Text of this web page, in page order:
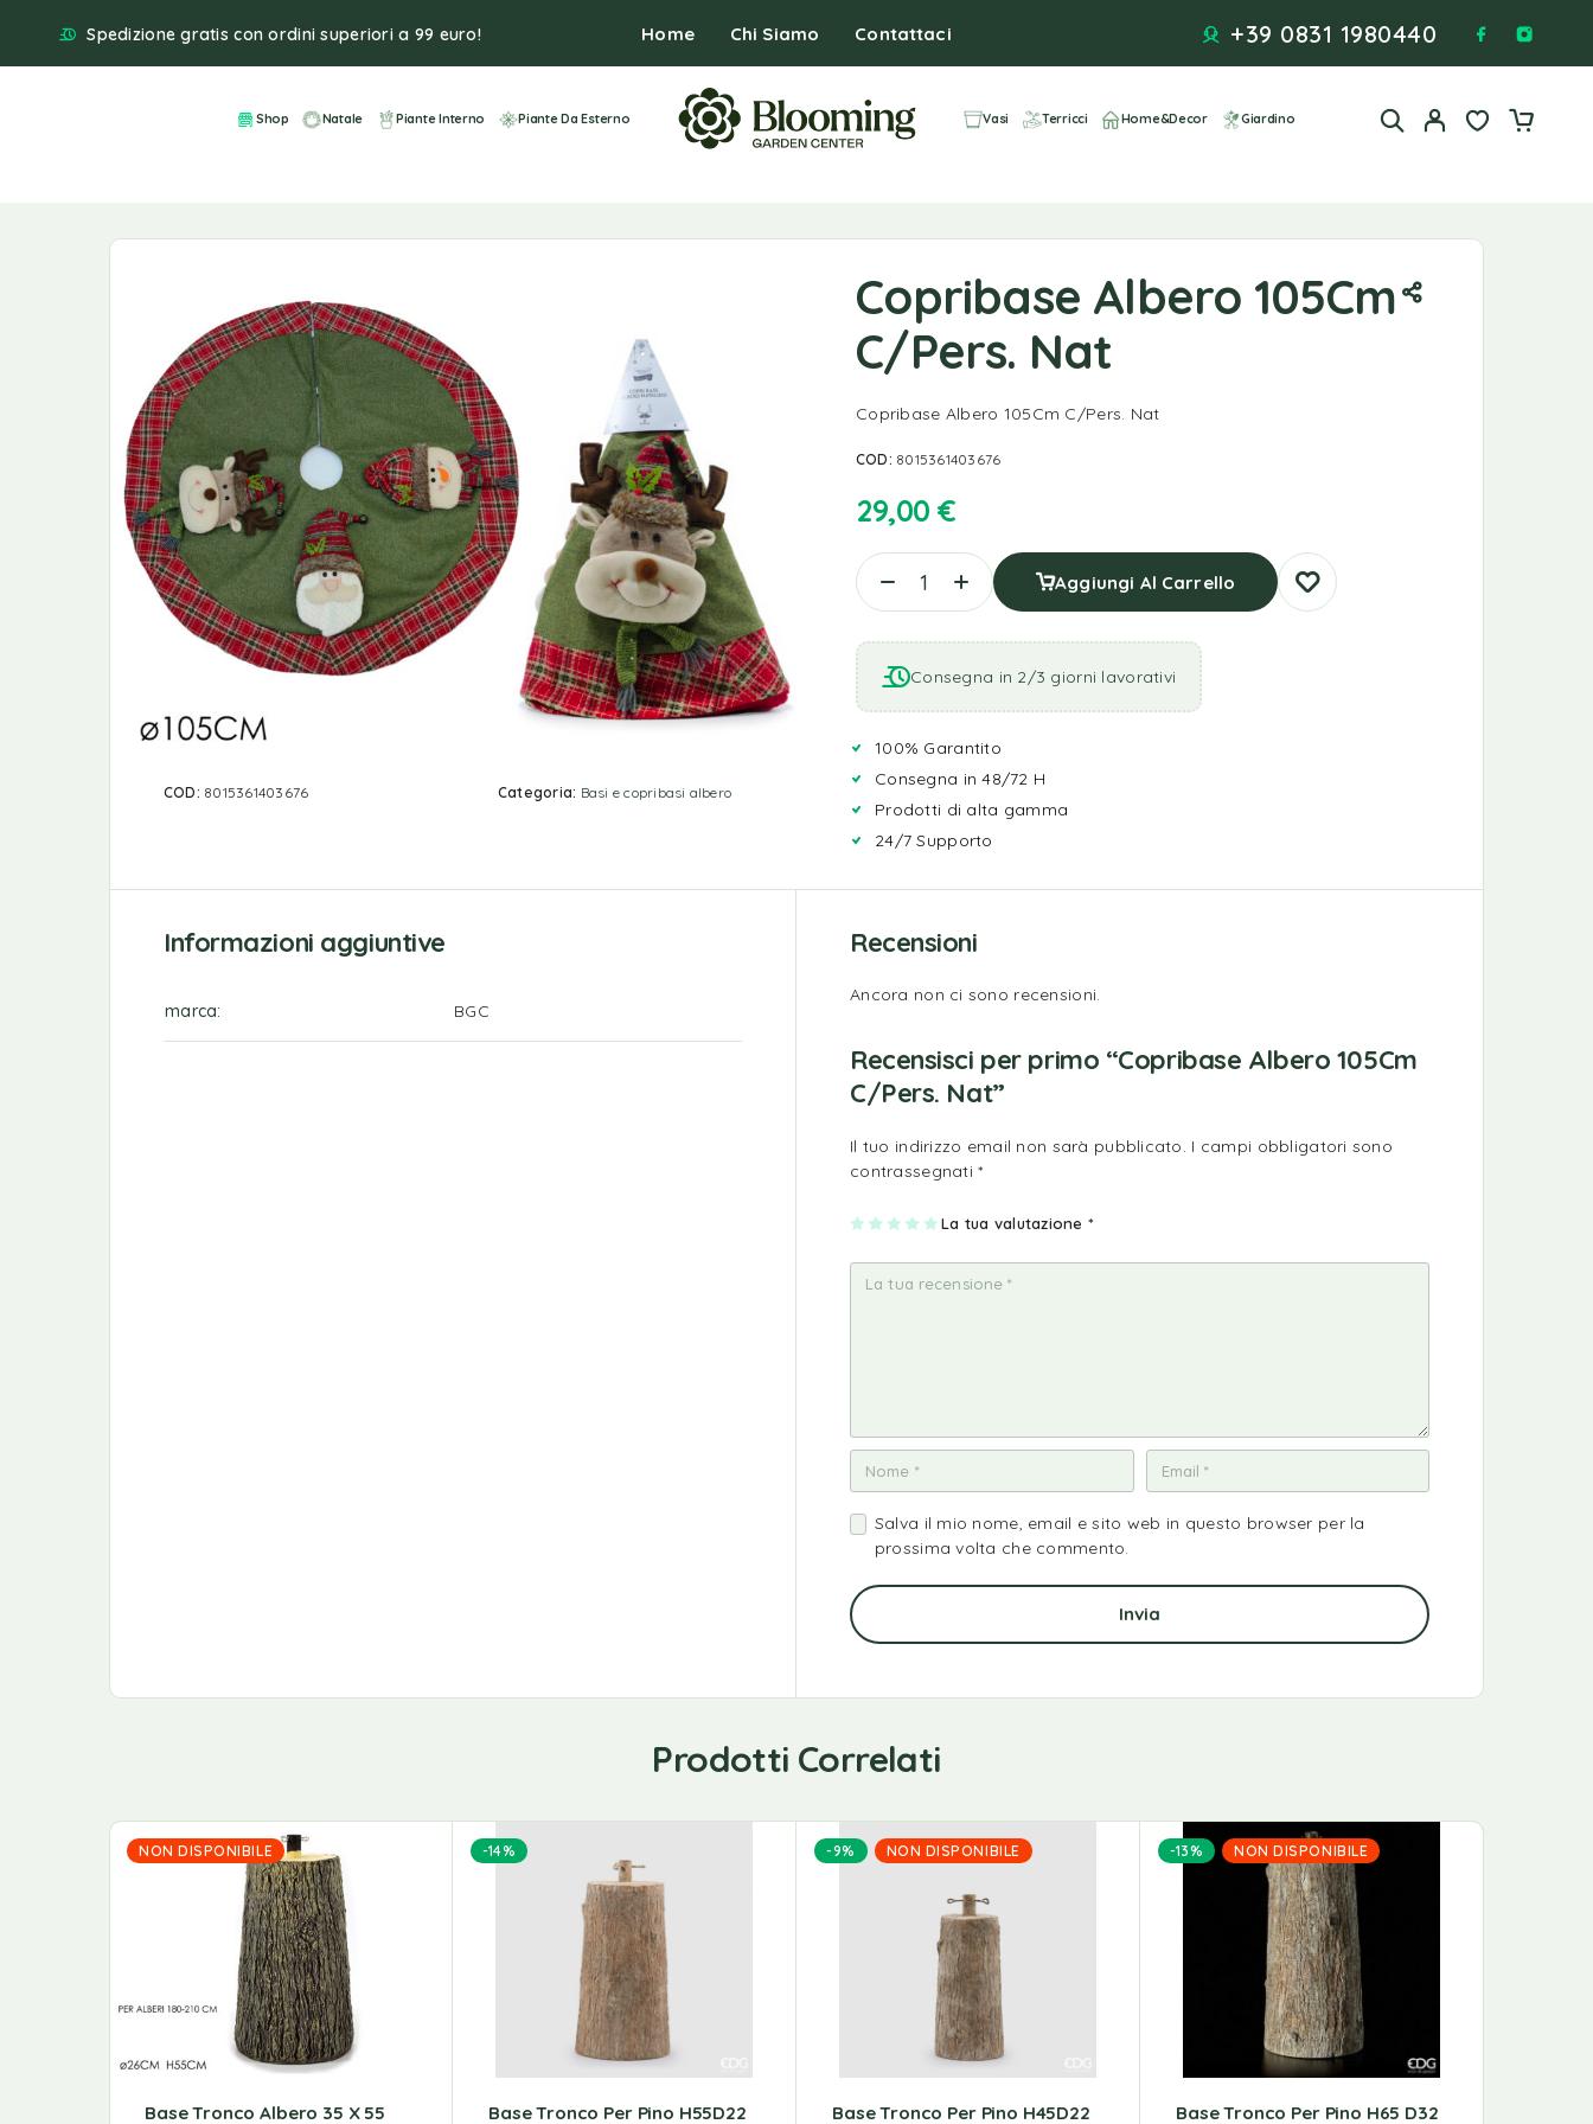
Spedizione gratis con ordini superiori a 99 euro! Home Chi Siamo Contattaci +39 0831 1980440
Shop Natale Piante Interno Piante Da Esterno Vasi Terricci Home&Decor Giardino
COD: 8015361403676 Categoria: Basi e copribasi albero
Copribase Albero 105Cm
C/Pers. Nat
Copribase Albero 105Cm C/Pers. Nat
COD: 8015361403676
29,00 €
Aggiungi Al Carrello
Consegna in 2/3 giorni lavorativi
100% Garantito
Consegna in 48/72 H
Prodotti di alta gamma
24/7 Supporto
Informazioni aggiuntive
marca BGC
Recensioni
Ancora non ci sono recensioni.
Recensisci per primo “Copribase Albero 105Cm
C/Pers. Nat”
Il tuo indirizzo email non sarà pubblicato. I campi obbligatori sono
contrassegnati*
La tua valutazione *
1
a
2
e
su
5
3
e
su
5
4
e
su
5
5
e
su
5
Salva il mio nome, email e sito web in questo browser per la
prossima volta che commento.
Prodotti Correlati
NON DISPONIBILE
Base Tronco Albero 35 X 55
-14%
Base Tronco Per Pino H55D22
-9% NON DISPONIBILE
Base Tronco Per Pino H45D22
-13% NON DISPONIBILE
Base Tronco Per Pino H65 D32